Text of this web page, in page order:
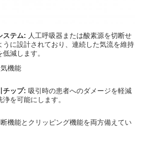
ステム: 人工呼吸器または酸素源を切断せ
うに設計されており、連続した気流を維持
減します。
機能
チップ: 吸引時の患者へのダメージを軽減
を可能にします。
機能とクリッピング機能を両方備えてい